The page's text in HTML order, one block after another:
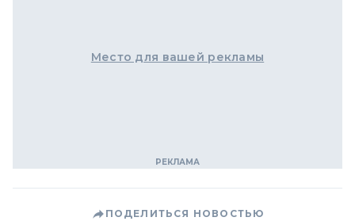
Место для вашей рекламы
ПОДЕЛИТЬСЯ НОВОСТЬЮ